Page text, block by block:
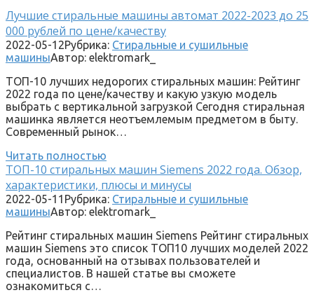
Лучшие стиральные машины автомат 2022-2023 до 25
000 рублей по цене/качеству
2022-05-12Рубрика: Стиральные и сушильные
машиныАвтор: elektromark_
ТОП-10 лучших недорогих стиральных машин: Рейтинг
2022 года по цене/качеству и какую узкую модель
выбрать с вертикальной загрузкой Сегодня стиральная
машинка является неотъемлемым предметом в быту.
Современный рынок…
Читать полностью
ТОП-10 стиральных машин Siemens 2022 года. Обзор,
характеристики, плюсы и минусы
2022-05-11 Рубрика: Стиральные и сушильные
машиныАвтор: elektromark_
Рейтинг стиральных машин Siemens Рейтинг стиральных
машин Siemens это список ТОП10 лучших моделей 2022
года, основанный на отзывах пользователей и
специалистов. В нашей статье вы сможете
ознакомиться с…